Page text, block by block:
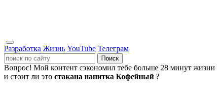
Разработка Жизнь YouTube Телеграм
Поиск
Вопрос! Мой контент сэкономил тебе больше 28 минут жизни
и стоит ли это стакана напитка Кофейный ?